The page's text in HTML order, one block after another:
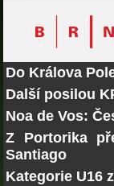
Do Králova
Další posilou
Noa de Vos:
Z Portorika
Santiago
Kategorie U16